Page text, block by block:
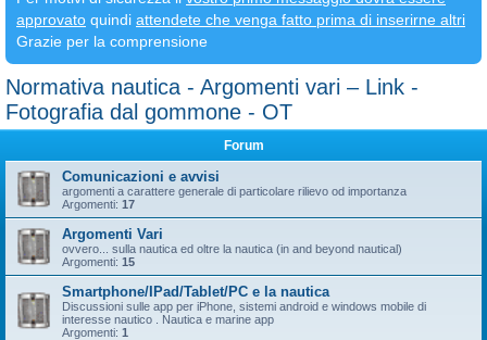
approvato quindi attendete che venga fatto prima di inserirne altri
Grazie per la comprensione
Normativa nautica - Argomenti vari – Link -
Fotografia dal gommone - OT
Forum
Comunicazioni e avvisi
argomenti a carattere generale di particolare rilievo od importanza
Argomenti: 17
Argomenti Vari
ovvero... sulla nautica ed oltre la nautica (in and beyond nautical)
Argomenti: 15
Smartphone/IPad/Tablet/PC e la nautica
Discussioni sulle app per iPhone, sistemi android e windows mobile di
interesse nautico . Nautica e marine app
Argomenti: 1